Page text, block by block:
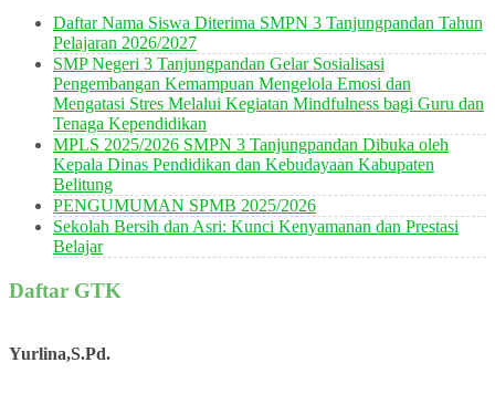
Daftar Nama Siswa Diterima SMPN 3 Tanjungpandan Tahun
Pelajaran 2026/2027
SMP Negeri 3 Tanjungpandan Gelar Sosialisasi
Pengembangan Kemampuan Mengelola Emosi dan
Mengatasi Stres Melalui Kegiatan Mindfulness bagi Guru dan
Tenaga Kependidikan
MPLS 2025/2026 SMPN 3 Tanjungpandan Dibuka oleh
Kepala Dinas Pendidikan dan Kebudayaan Kabupaten
Belitung
PENGUMUMAN SPMB 2025/2026
Sekolah Bersih dan Asri: Kunci Kenyamanan dan Prestasi
Belajar
Daftar GTK
Yurlina,S.Pd.